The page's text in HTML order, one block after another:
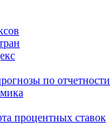
по отчетности
процентных ставок